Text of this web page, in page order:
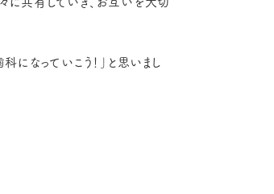
なっていこう！」と思いまし